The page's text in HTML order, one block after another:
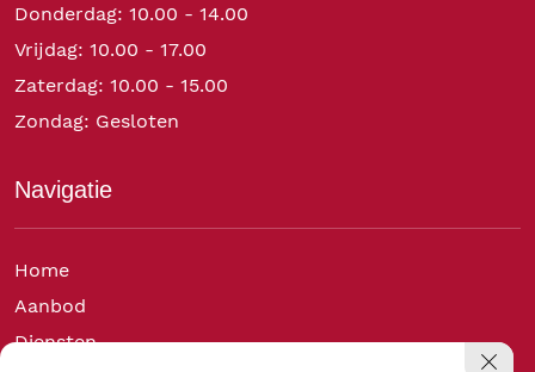
Donderdag: 10.00 - 14.00
Vrijdag: 10.00 - 17.00
Zaterdag: 10.00 - 15.00
Zondag: Gesloten
Navigatie
Home
Aanbod
Diensten